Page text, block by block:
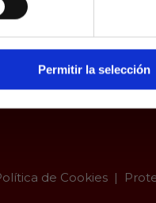
Permitir la selección
un filtro de edad al
responsabilidad y
de Cookies